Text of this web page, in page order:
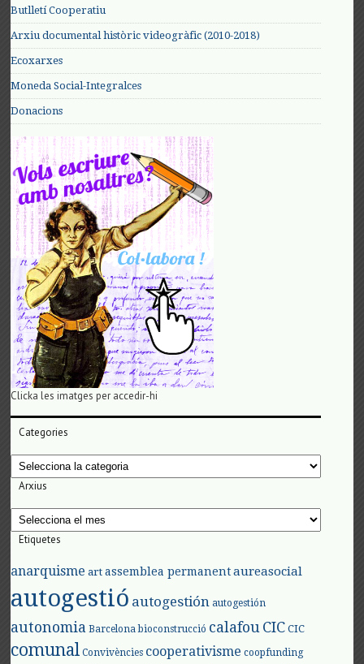
Butlletí Cooperatiu
Arxiu documental històric videogràfic (2010-2018)
Ecoxarxes
Moneda Social-Integralces
Donacions
Clicka les imatges per accedir-hi
Categories
Categories
Arxius
Arxius
Etiquetes
anarquisme art assemblea permanent aureasocial
autogestió autogestión autogestión
autonomia Barcelona bioconstrucció calafouCIC CIC
comunal Convivències cooperativisme coopfunding